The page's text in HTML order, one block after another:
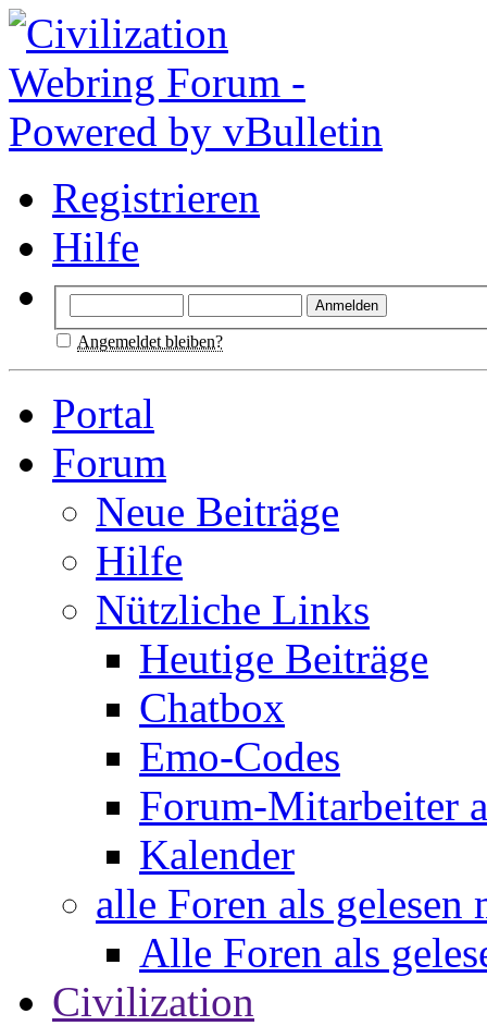
Registrieren
Hilfe
Angemeldet bleiben?
Portal
Forum
Neue Beiträge
Hilfe
Nützliche Links
Heutige Beiträge
Chatbox
Emo-Codes
Forum-Mitarbeiter
Kalender
alle Foren als gelesen
Alle Foren als
Civilization